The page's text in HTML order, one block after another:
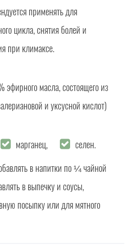
применять для
цикла, снятия болей и
при климаксе.
эфирного масла, состоящего из
и уксусной кислот)
марганец,
селен.
в напитки по ¼ чайной
в выпечку и соусы,
посыпку или для мятного